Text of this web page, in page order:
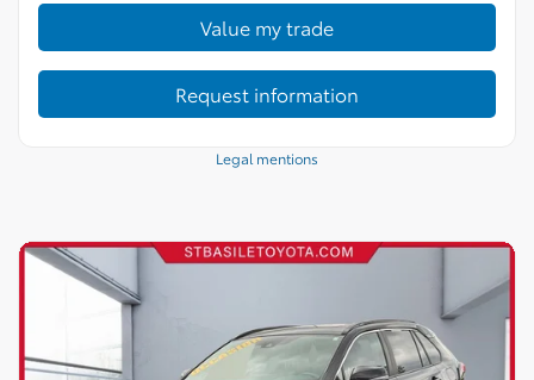
Value my trade
Request information
Legal mentions